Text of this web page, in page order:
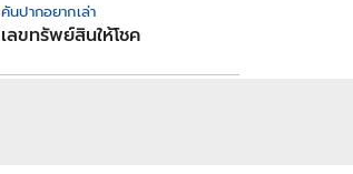
คันปากอยากเล่า
เลขทรัพย์สินให้โชค